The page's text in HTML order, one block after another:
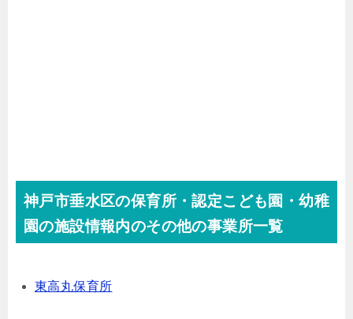
神戸市垂水区の保育所・認定こども園・幼稚
園の施設情報内のその他の事業所一覧
東高丸保育所